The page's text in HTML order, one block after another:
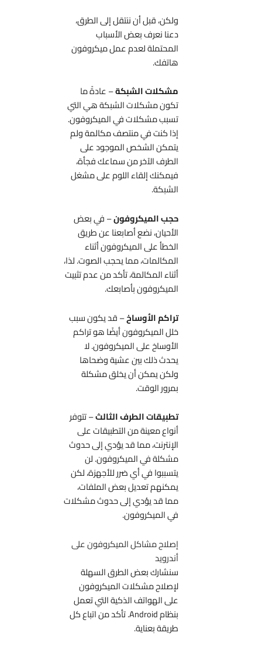
ولكن، قبل أن ننتقل إلى الطرق،
دعنا نعرف بعض الأسباب
المحتملة لعدم عمل ميكروفون
هاتفك.
مشكلات الشبكة– عادةً ما
تكون مشكلات الشبكة هي التي
تسبب مشكلات في الميكروفون.
إذا كنت في منتصف مكالمة ولم
يتمكن الشخص الموجود على
الطرف الآخر من سماعك فجأة،
فيمكنك إلقاء اللوم على مشغل
الشبكة.
حجب الميكروفون– في بعض
الأحيان، نضع أصابعنا عن طريق
الخطأ على الميكروفون أثناء
المكالمات، مما يحجب الصوت. لذا،
أثناء المكالمة، تأكد من عدم تثبيت
الميكروفون بأصابعك.
تراكم الأوساخ– قد يكون سبب
خلل الميكروفون أيضًا هو تراكم
الأوساخ على الميكروفون. لا
يحدث ذلك بين عشية وضحاها
ولكن يمكن أن يخلق مشكلة
بمرور الوقت.
تطبيقات الطرف الثالث– تتوفر
أنواع معينة من التطبيقات على
الإنترنت، مما قد يؤدي إلى حدوث
مشكلة في الميكروفون. لن
يتسببوا في أي ضرر للأجهزة، لكن
يمكنهم تعديل بعض الملفات،
مما قد يؤدي إلى حدوث مشكلات
في الميكروفون.
إصلاح مشاكل الميكروفون على
أندرويد
سنشارك بعض الطرق السهلة
لإصلاح مشكلات الميكروفون
على الهواتف الذكية التي تعمل
بنظام Android. تأكد من اتباع كل
طريقة بعناية.